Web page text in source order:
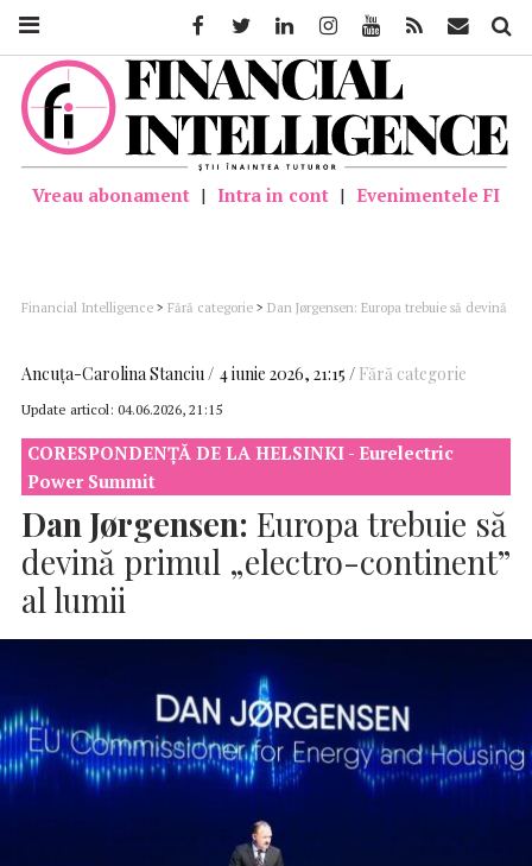
Vreau abonament | Intra in cont | Evenimentele FI
Financial Intelligence > Fără categorie > Dan Jørgensen: Europa trebuie să devină
Ancuţa-Carolina Stanciu 4 iunie 2026, 21:15 Fără categorie
Update articol: 04.06.2026, 21:15
CORESPONDENȚĂ DE LA HELSINKI - Eurelectric
Power Summit
Dan Jørgensen: Europa trebuie să
devină primul „electro-continent”
al lumii
FacebookTwitter LinkedinInstagramYoutube Feed Mail